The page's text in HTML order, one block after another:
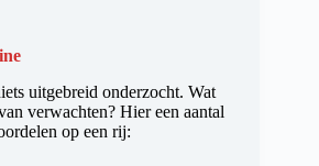
uitgebreid onderzocht. Wat
verwachten? Hier een aantal
op een rij: